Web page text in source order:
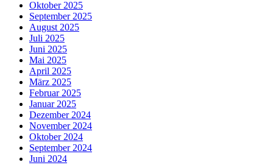
Oktober 2025
September 2025
August 2025
Juli 2025
Juni 2025
Mai 2025
April 2025
März 2025
Februar 2025
Januar 2025
Dezember 2024
November 2024
Oktober 2024
September 2024
Juni 2024